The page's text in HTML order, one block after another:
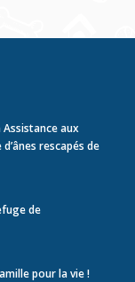
aux
rescapés de
de
pour la vie !